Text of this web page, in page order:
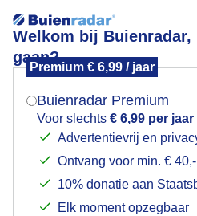
Welkom bij
gaan?
Premium € 6,99 / jaar
Buienradar Premium
Voor slechts € 6,99 per jaar
Advertentievrij en
Ontvang voor min. €
10% donatie aan
Elk moment opzegbaar
APPELS PLUKKEN
Mogen we je locatie
Indien je hier nog geen
verschijnt er zo een pop-